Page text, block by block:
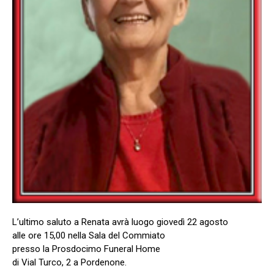
L’ultimo saluto a Renata avrà luogo giovedì 22 agosto
alle ore 15,00 nella Sala del Commiato
presso la Prosdocimo Funeral Home
di Vial Turco, 2 a Pordenone.